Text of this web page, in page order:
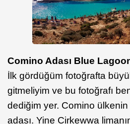
Comino Adası Blue
İlk gördüğüm fotoğrafta
gitmeliyim ve bu fotoğrafı
dediğim yer. Comino
adası. Yine Cirkewwa